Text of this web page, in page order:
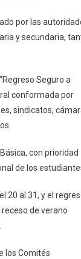
por las
y secundaria,
Seguro a
conformada por
sindicatos,
con prioridad
de los
20 al 31, y el
de verano
los Comités